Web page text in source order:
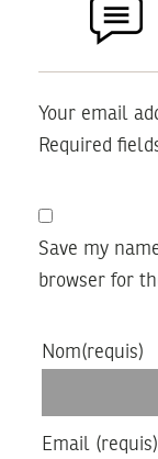
Your email
Required
Save my
browser for
Nom(requis)
Email (requis)